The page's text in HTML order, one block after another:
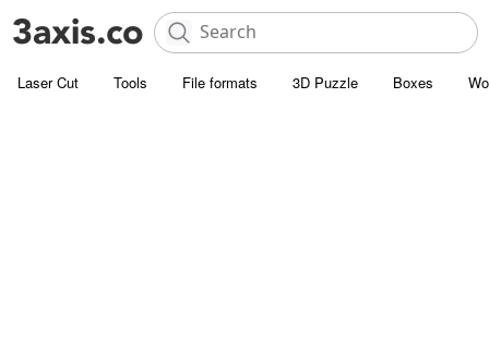
Laser Cut Tools File formats 3D Puzzle Boxes